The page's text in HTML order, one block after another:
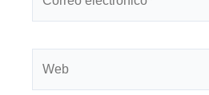
electrónico*